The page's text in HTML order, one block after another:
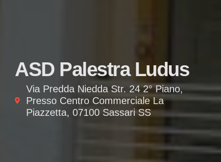
ASD Palestra Ludus
Via Predda Niedda Str. 24 2° Piano,
Presso Centro Commerciale La
Piazzetta, 07100 Sassari SS